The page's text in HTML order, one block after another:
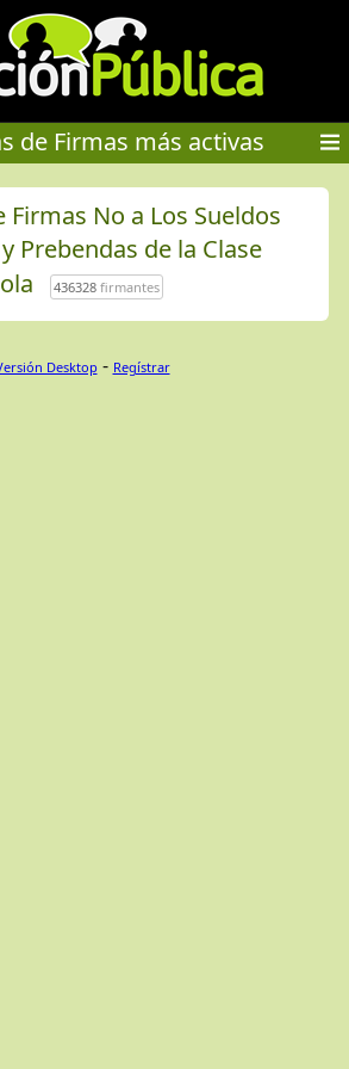
de Firmas más activas
Firmas No a Los Sueldos
Prebendas de la Clase
436328firmantes
Desktop - Regístrar